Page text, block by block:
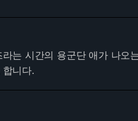
는 시간의 용군단 애가 나오
니다.